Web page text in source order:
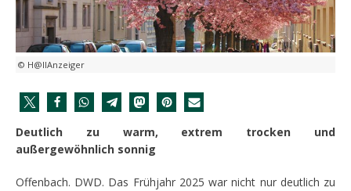
© H@llAnzeiger
Deutlich zu warm, extrem trocken und
außergewöhnlich sonnig
Offenbach. DWD. Das Frühjahr 2025 war nicht nur deutlich zu